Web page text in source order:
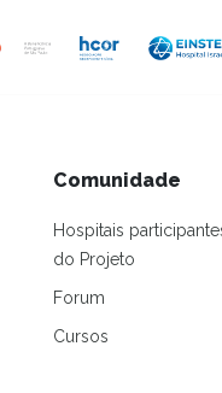
Comunidade
Hospitais
do Projeto
Forum
Cursos